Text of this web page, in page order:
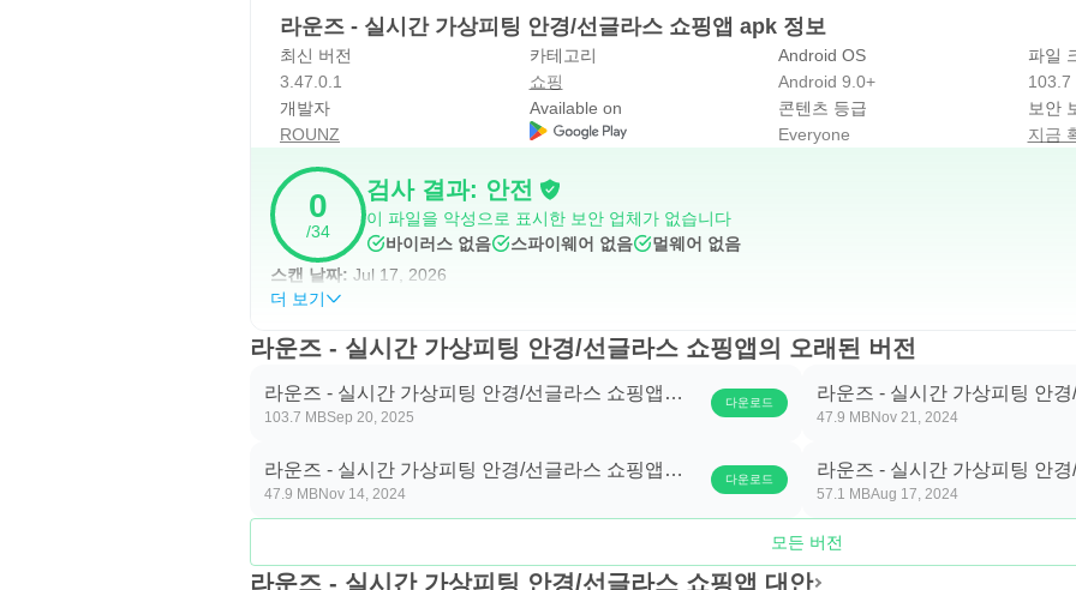
라운즈 - 실시간 가상피팅 안경/선글라스 쇼핑앱 apk 정보
최신 버전
3.47.0.1
카테고리
쇼핑
Android OS
Android 9.0+
파일
103.7
개발자
ROUNZ
Available on
콘텐츠 등급
Everyone
보안
지금
0
/34
검사 결과: 안전
이 파일을 악성으로 표시한 보안 업체가 없습니다
바이러스 없음
스파이웨어 없음
멀웨어 없음
스캔 날짜: Jul 17, 2026
더 보기
라운즈 - 실시간 가상피팅 안경/선글라스 쇼핑앱의 오래된 버전
라운즈 - 실시간 가상피팅 안경/선글라스 쇼핑앱
3.47.0.1
103.7 MBSep 20, 2025
다운로드
라운즈 - 실시간 가상피팅 안
3.44.0.1
47.9 MBNov 21, 2024
라운즈 - 실시간 가상피팅 안경/선글라스 쇼핑앱
3.43.0.6
47.9 MBNov 14, 2024
다운로드
라운즈 - 실시간 가상피팅 안
3.42.0.3
57.1 MBAug 17, 2024
모든 버전
라운즈 - 실시간 가상피팅 안경/선글라스 쇼핑앱 대안